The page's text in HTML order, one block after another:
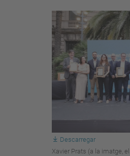
Descarregar
Xavier Prats (a la imatge,